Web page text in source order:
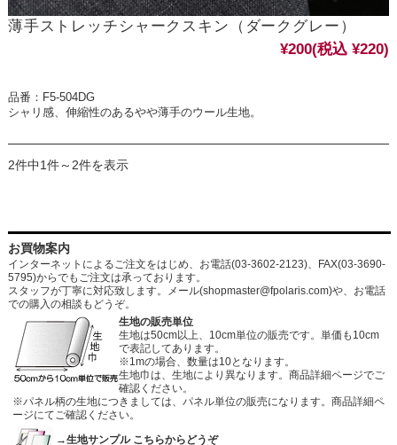
薄手ストレッチシャークスキン（ダークグレー）
¥200(税込 ¥220)
品番：F5-504DG
シャリ感、伸縮性のあるやや薄手のウール生地。
2件中1件～2件を表示
お買物案内
インターネットによるご注文をはじめ、お電話(03-3602-2123)、FAX(03-3690-
5795)からでもご注文は承っております。
スタッフが丁寧に対応致します。メール(shopmaster@fpolaris.com)や、お電話
での購入の相談もどうぞ。
生地の販売単位
生地は50cm以上、10cm単位の販売です。単価も10cm
で表記してあります。
※1mの場合、数量は10となります。
生地巾は、生地により異なります。商品詳細ページでご
確認ください。
※パネル柄の生地につきましては、パネル単位の販売になります。商品詳細ペ
ージにてご確認ください。
→生地サンプル こちらからどうぞ